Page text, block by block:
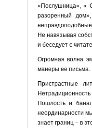
«Послушница», «
разоренный
Не навязывая
и беседует с
Огромная волна
манеры ее письма.
Пристрастные
Пошлость и
неординарности
знает границ – в